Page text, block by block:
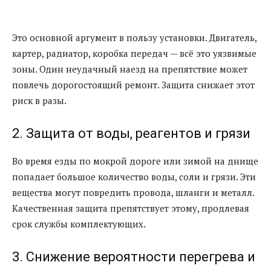
Это основной аргумент в пользу установки. Двигатель,
картер, радиатор, коробка передач — всё это уязвимые
зоны. Один неудачный наезд на препятствие может
повлечь дорогостоящий ремонт. Защита снижает этот
риск в разы.
2. Защита от воды, реагентов и грязи
Во время езды по мокрой дороге или зимой на днище
попадает большое количество воды, соли и грязи. Эти
вещества могут повредить провода, шланги и металл.
Качественная защита препятствует этому, продлевая
срок службы комплектующих.
3. Снижение вероятности перегрева и